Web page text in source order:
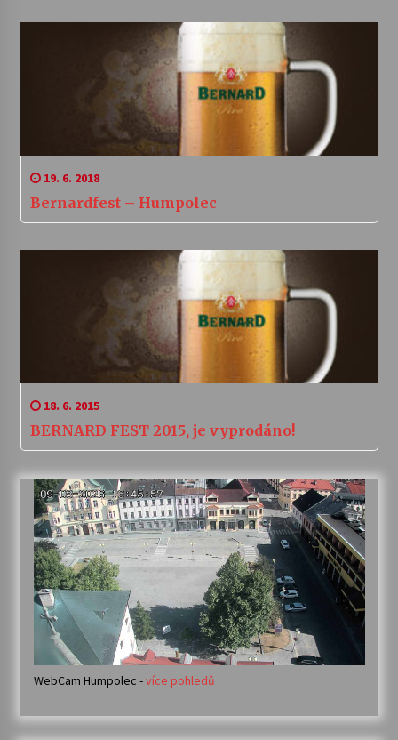
19. 6. 2018
Bernardfest – Humpolec
18. 6. 2015
BERNARD FEST 2015, je vyprodáno!
WebCam Humpolec -více pohledů